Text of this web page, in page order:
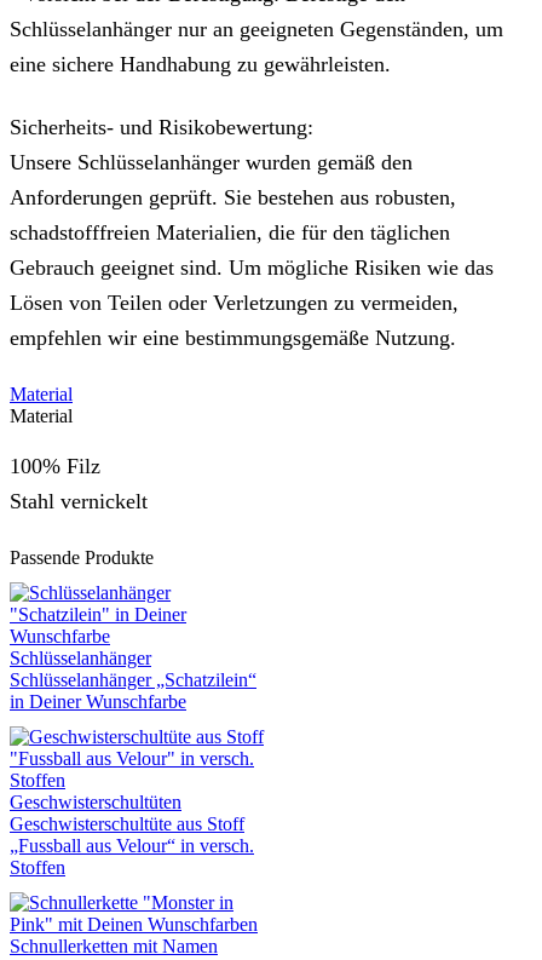
Schlüsselanhänger nur an geeigneten Gegenständen, um
eine sichere Handhabung zu gewährleisten.
Sicherheits- und Risikobewertung:
Unsere Schlüsselanhänger wurden gemäß den
Anforderungen geprüft. Sie bestehen aus robusten,
schadstofffreien Materialien, die für den täglichen
Gebrauch geeignet sind. Um mögliche Risiken wie das
Lösen von Teilen oder Verletzungen zu vermeiden,
empfehlen wir eine bestimmungsgemäße Nutzung.
Material
Material
100% Filz
Stahl vernickelt
Passende Produkte
Schlüsselanhänger
Schlüsselanhänger „Schatzilein“
in Deiner Wunschfarbe
Geschwisterschultüten
Geschwisterschultüte aus Stoff
„Fussball aus Velour“ in versch.
Stoffen
Schnullerketten mit Namen